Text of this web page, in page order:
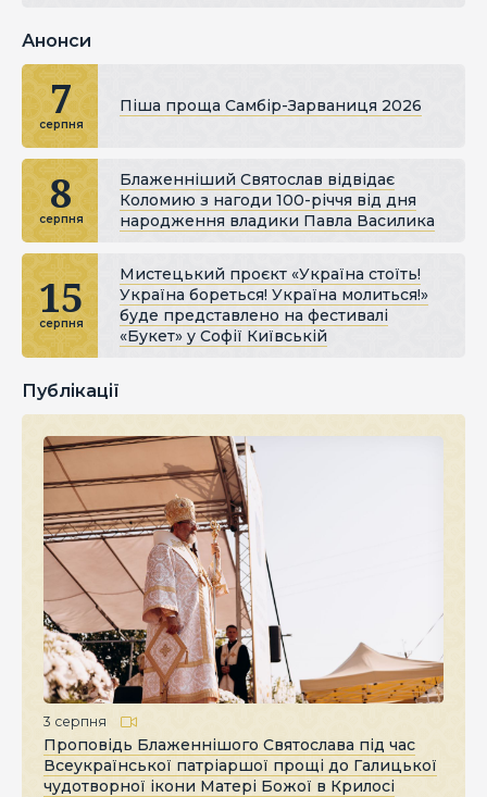
Анонси
7
серпня
Піша проща Самбір-Зарваниця 2026
8
серпня
Блаженніший Святослав відвідає
Коломию з нагоди 100-річчя від дня
народження владики Павла Василика
15
серпня
Мистецький проєкт «Україна стоїть!
Україна бореться! Україна молиться!»
буде представлено на фестивалі
«Букет» у Софії Київській
Публікації
3 серпня
Проповідь Блаженнішого Святослава під час
Всеукраїнської патріаршої прощі до Галицької
чудотворної ікони Матері Божої в Крилосі